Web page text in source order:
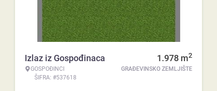
Izlaz iz Gospođinaca
GOSPOĐINCI
ŠIFRA: #537618
1.978 m2
GRAĐEVINSKO ZEMLJIŠTE